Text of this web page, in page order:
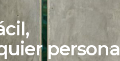
persona